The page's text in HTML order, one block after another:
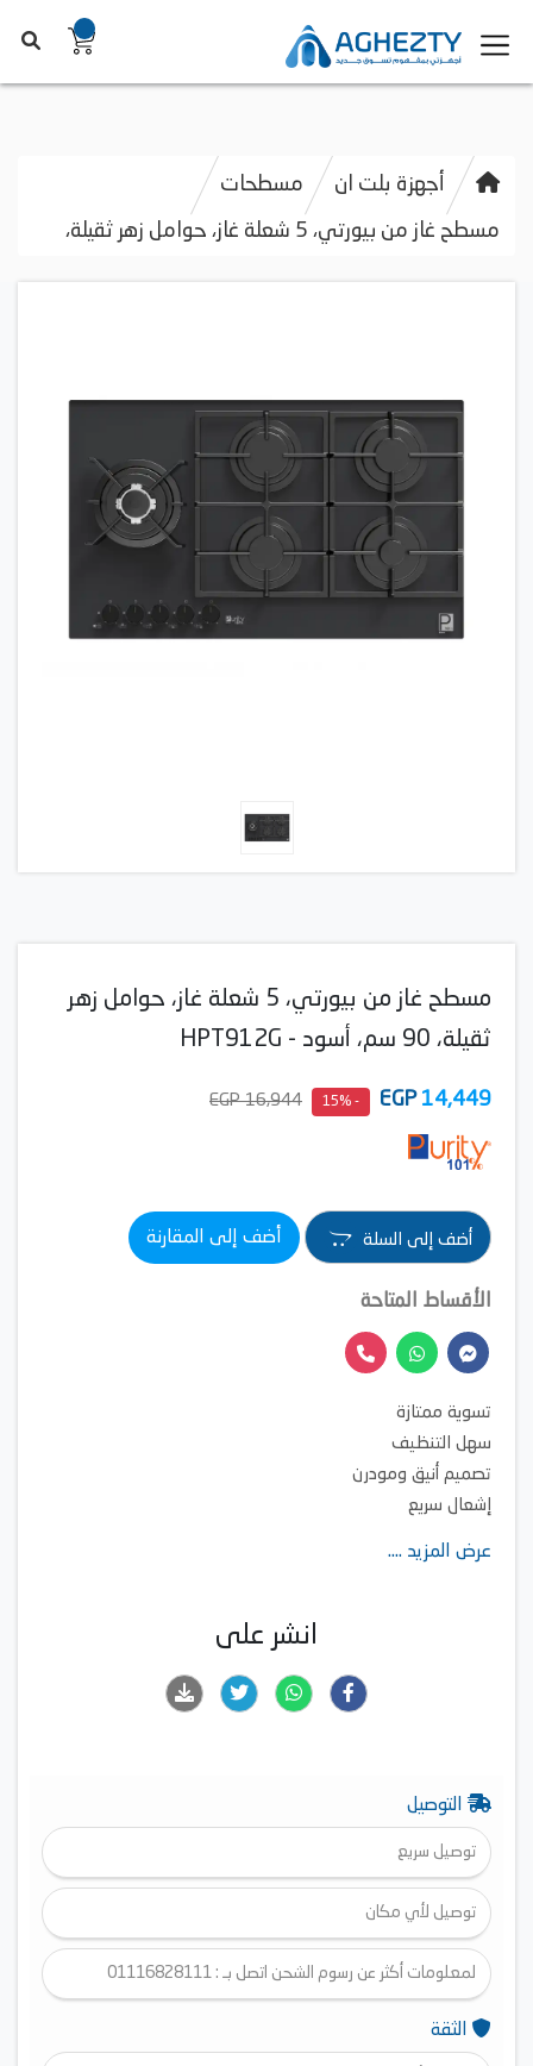
أجهزة بلت ان مسطحات
مسطح غاز من بيورتي، 5 شعلة غاز، حوامل زهر ثقيلة،
مسطح غاز من بيورتي، 5 شعلة غاز، حوامل زهر
ثقيلة، 90 سم، أسود - HPT912G
14,449
EGP
- 15%
16,944 EGP
أضف إلى السلة أضف إلى المقارنة
الأقساط المتاحة
تسوية ممتازة
سهل التنظيف
تصميم أنيق ومودرن
إشعال سريع
صمامات أمان
عرض المزيد ....
انشر على
التوصيل
توصيل سريع
توصيل لأي مكان
لمعلومات أكثر عن رسوم الشحن اتصل بـ : 01116828111
الثقة